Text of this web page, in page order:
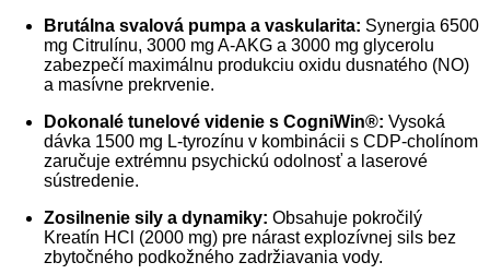
Brutálna svalová pumpa a vaskularita: Synergia 6500
mg Citrulínu, 3000 mg A-AKG a 3000 mg glycerolu
zabezpečí maximálnu produkciu oxidu dusnatého (NO)
a masívne prekrvenie.
Dokonalé tunelové videnie s CogniWin®: Vysoká
dávka 1500 mg L-tyrozínu v kombinácii s CDP-cholínom
zaručuje extrémnu psychickú odolnosť a laserové
sústredenie.
Zosilnenie sily a dynamiky: Obsahuje pokročilý
Kreatín HCl (2000 mg) pre nárast explozívnej sils bez
zbytočného podkožného zadržiavania vody.